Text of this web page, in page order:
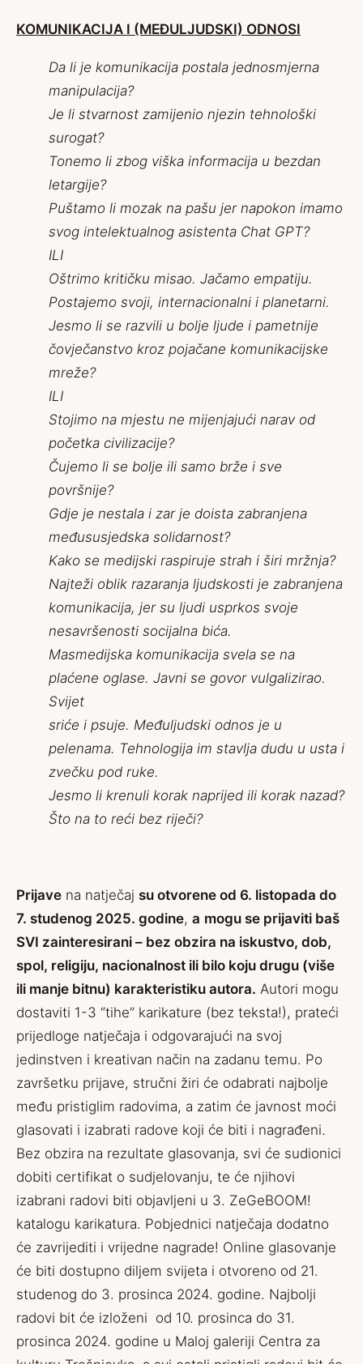
KOMUNIKACIJA I (MEĐULJUDSKI) ODNOSI
Da li je komunikacija postala jednosmjerna
manipulacija?
Je li stvarnost zamijenio njezin tehnološki
surogat?
Tonemo li zbog viška informacija u bezdan
letargije?
Puštamo li mozak na pašu jer napokon imamo
svog intelektualnog asistenta Chat GPT?
ILI
Oštrimo kritičku misao. Jačamo empatiju.
Postajemo svoji, internacionalni i planetarni.
Jesmo li se razvili u bolje ljude i pametnije
čovječanstvo kroz pojačane komunikacijske
mreže?
ILI
Stojimo na mjestu ne mijenjajući narav od
početka civilizacije?
Čujemo li se bolje ili samo brže i sve
površnije?
Gdje je nestala i zar je doista zabranjena
međususjedska solidarnost?
Kako se medijski raspiruje strah i širi mržnja?
Najteži oblik razaranja ljudskosti je zabranjena
komunikacija, jer su ljudi usprkos svoje
nesavršenosti socijalna bića.
Masmedijska komunikacija svela se na
plaćene oglase. Javni se govor vulgalizirao.
Svijet
sriće i psuje. Međuljudski odnos je u
pelenama. Tehnologija im stavlja dudu u usta i
zvečku pod ruke.
Jesmo li krenuli korak naprijed ili korak nazad?
Što na to reći bez riječi?
Prijave na natječaj su otvorene od 6. listopada do
7. studenog 2025. godine, a mogu se prijaviti baš
SVI zainteresirani – bez obzira na iskustvo, dob,
spol, religiju, nacionalnost ili bilo koju drugu (više
ili manje bitnu) karakteristiku autora. Autori mogu
dostaviti 1-3 “tihe” karikature (bez teksta!), prateći
prijedloge natječaja i odgovarajući na svoj
jedinstven i kreativan način na zadanu temu. Po
završetku prijave, stručni žiri će odabrati najbolje
među pristiglim radovima, a zatim će javnost moći
glasovati i izabrati radove koji će biti i nagrađeni.
Bez obzira na rezultate glasovanja, svi će sudionici
dobiti certifikat o sudjelovanju, te će njihovi
izabrani radovi biti objavljeni u 3. ZeGeBOOM!
katalogu karikatura. Pobjednici natječaja dodatno
će zavrijediti i vrijedne nagrade! Online glasovanje
će biti dostupno diljem svijeta i otvoreno od 21.
studenog do 3. prosinca 2024. godine. Najbolji
radovi bit će izloženi od 10. prosinca do 31.
prosinca 2024. godine u Maloj galeriji Centra za